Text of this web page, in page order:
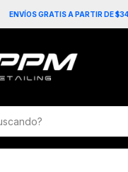
ENVÍOS GRATIS A PARTIR DE $3499